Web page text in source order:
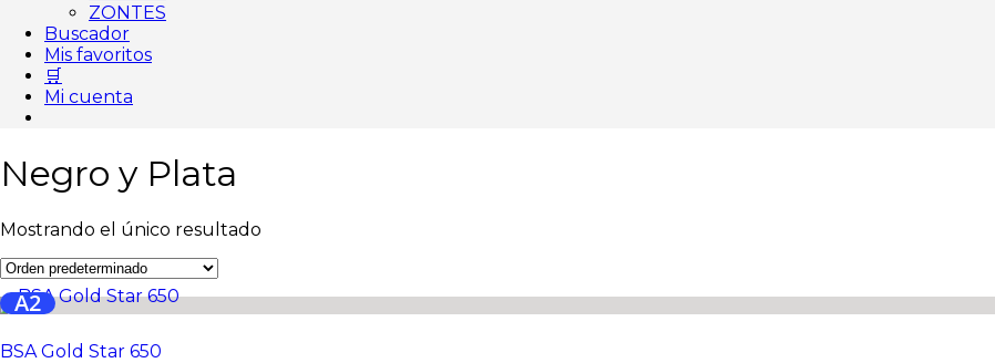
ZONTES
Buscador
Mis favoritos
🛒
Mi cuenta
Negro y Plata
Mostrando el único resultado
A2
BSA Gold Star 650